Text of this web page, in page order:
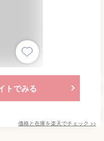
トでみる
価格と在庫を楽天でチェック >>